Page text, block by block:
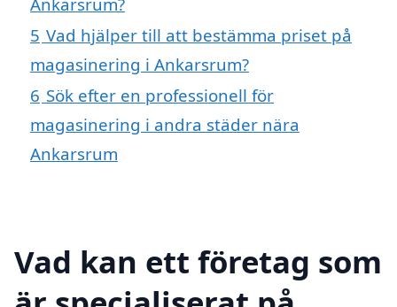
5 Vad hjälper till att bestämma priset på
magasinering i Ankarsrum?
6 Sök efter en professionell för
magasinering i andra städer nära
Ankarsrum
Vad kan ett företag som